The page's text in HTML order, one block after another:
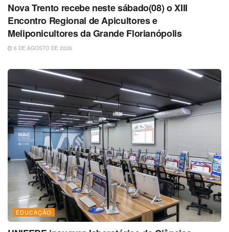
Nova Trento recebe neste sábado(08) o XIII
Encontro Regional de Apicultores e
Meliponicultores da Grande Florianópolis
6 DE AGOSTO DE 2026
EDUCAÇÃO